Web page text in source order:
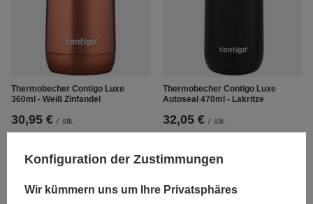
Thermobecher Contigo Luxe
360ml - Weiß Zinfandel
30,95 € / stk.
Thermobecher Contigo Luxe
Autoseal 470ml - Lakritze
32,05 € / stk.
Konfiguration der Zustimmungen
Wir kümmern uns um Ihre Privatsphäres